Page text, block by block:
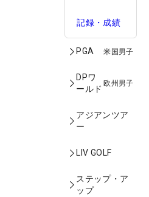
記録・成績
PGA 米国男子
DPワ
ールド
欧州男子
アジアンツア
ー
LIV GOLF
ステップ・ア
ップ